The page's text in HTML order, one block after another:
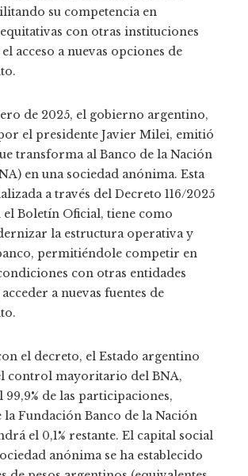
su competencia en
con otras instituciones
acceso a nuevas opciones de
de 2025, el gobierno argentino,
el presidente Javier Milei, emitió
transforma al Banco de la Nación
en una sociedad anónima. Esta
a través del Decreto 116/2025
Boletín Oficial, tiene como
la estructura operativa y
permitiéndole competir en
con otras entidades
a nuevas fuentes de
el decreto, el Estado argentino
control mayoritario del BNA,
99,9% de las participaciones,
la Fundación Banco de la Nación
el 0,1% restante. El capital social
anónima se ha establecido